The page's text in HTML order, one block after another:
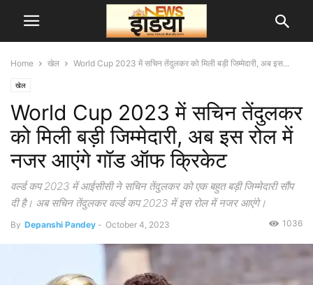
Home खेल World Cup 2023 में सचिन तेंदुलकर को मिली बड़ी जिम्मेदारी, अब इस...
खेल
World Cup 2023 में सचिन तेंदुलकर
को मिली बड़ी जिम्मेदारी, अब इस रोल में
नजर आएंगे गॉड ऑफ क्रिकेट
वर्ल्ड कप 2023 में आईसीसी ने सचिन तेंदुलकर को एक बहुत बड़ी जिम्मेदारी सौंप
दी है। अब सचिन तेंदुलकर वर्ल्ड कप 2023 में इस रोल में नजर आएंगे।
By Depanshi Pandey - October 4, 2023 1036